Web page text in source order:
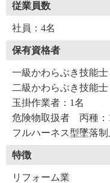
従業員数
社員：4名
保有資格者
一級かわらぶき技能士
二級かわらぶき技能士
玉掛作業者：1名
危険物取扱者 丙種：
フルハーネス型墜落
特徴
リフォーム業